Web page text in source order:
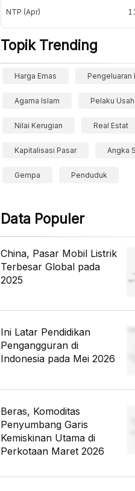
NTP (Apr)
Topik Trending
Harga Emas Pengeluaran
Agama Islam Pelaku
Nilai Kerugian Real Estat
Kapitalisasi Pasar Angka
Gempa Penduduk
Data Populer
China, Pasar Mobil Listrik
Terbesar Global pada
2025
Ini Latar Pendidikan
Pengangguran di
Indonesia pada Mei 2026
Beras, Komoditas
Penyumbang Garis
Kemiskinan Utama di
Perkotaan Maret 2026